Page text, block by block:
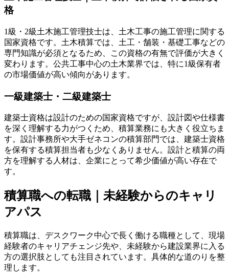
格
1級・2級土木施工管理技士は、土木工事の施工管理に関する
国家資格です。土木積算では、土工・舗装・基礎工事などの
専門知識が必須となるため、この資格の有無で評価が大きく
変わります。公共工事中心の土木業界では、特に1級保有者
の市場価値が高い傾向があります。
一級建築士・二級建築士
建築士資格は設計のための国家資格ですが、設計図や仕様書
を深く理解する力がつくため、積算業務にも大きく役立ちま
す。設計事務所や大手ゼネコンの積算部門では、建築士資格
を保有する積算担当者も少なくありません。設計と積算の両
方を理解する人材は、企業にとって希少価値が高い存在で
す。
積算職への転職｜未経験からのキャリ
アパス
積算職は、デスクワーク中心で長く働ける職種として、現場
経験者のキャリアチェンジ先や、未経験から建設業界に入る
方の選択肢としても注目されています。具体的な道のりを整
理します。